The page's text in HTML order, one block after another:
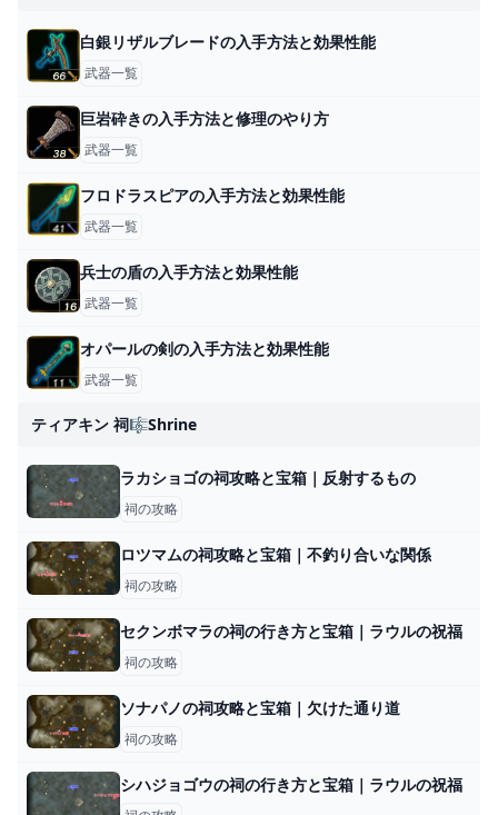
白銀リザルブレードの入手方法と効果性能
武器一覧
巨岩砕きの入手方法と修理のやり方
武器一覧
フロドラスピアの入手方法と効果性能
武器一覧
兵士の盾の入手方法と効果性能
武器一覧
オパールの剣の入手方法と効果性能
武器一覧
ティアキン 祠🎼shrine
ラカショゴの祠攻略と宝箱｜反射するもの
祠の攻略
ロツマムの祠攻略と宝箱｜不釣り合いな関係
祠の攻略
セクンボマラの祠の行き方と宝箱｜ラウルの祝福
祠の攻略
ソナパノの祠攻略と宝箱｜欠けた通り道
祠の攻略
シハジョゴウの祠の行き方と宝箱｜ラウルの祝福